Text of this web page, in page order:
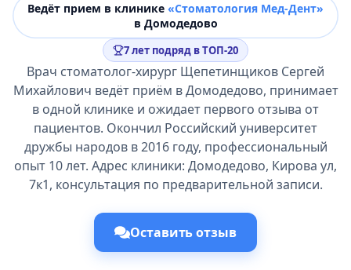
Ведёт прием в клинике «Стоматология Мед-Дент»
в Домодедово
7 лет подряд в ТОП-20
Врач стоматолог-хирург Щепетинщиков Сергей
Михайлович ведёт приём в Домодедово, принимает
в одной клинике и ожидает первого отзыва от
пациентов. Окончил Российский университет
дружбы народов в 2016 году, профессиональный
опыт 10 лет. Адрес клиники: Домодедово, Кирова ул,
7к1, консультация по предварительной записи.
Оставить отзыв